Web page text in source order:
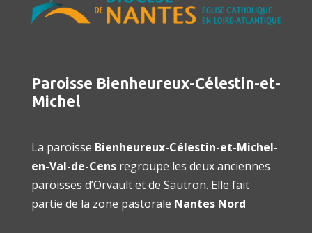
Paroisse Bienheureux-Célestin-et-
Michel
La paroisse Bienheureux-Célestin-et-Michel-
en-Val-de-Censregroupe les deux anciennes
paroisses d’Orvault et de Sautron. Elle fait
partie de la zone pastorale Nantes Nord